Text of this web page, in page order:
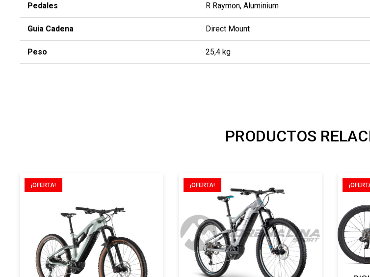
Pedales R Raymon, Aluminium
Guia Cadena Direct Mount
Peso 25,4 kg
PRODUCTOS
¡OFERTA! ¡OFERTA!